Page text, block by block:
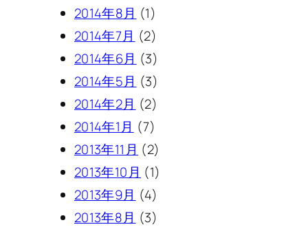
2014年8月 (1)
2014年7月 (2)
2014年6月 (3)
2014年5月 (3)
2014年2月 (2)
2014年1月 (7)
2013年11月 (2)
2013年10月 (1)
2013年9月 (4)
2013年8月 (3)